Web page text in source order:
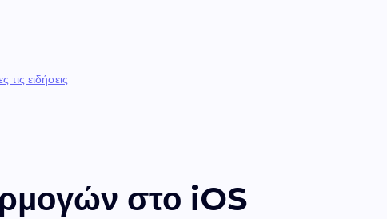
τις ειδήσεις
στο iOS